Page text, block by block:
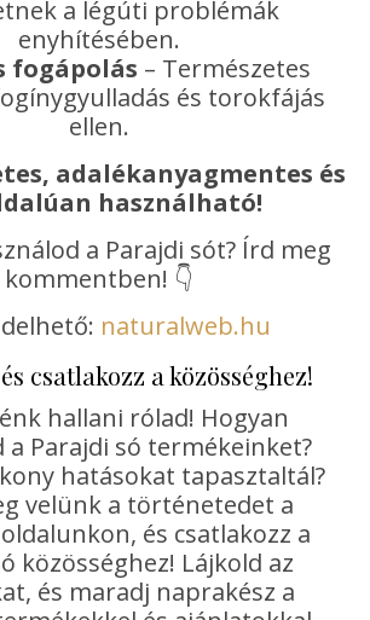
a légúti problémák
enyhítésében.
fogápolás – Természetes
és torokfájás
ellen.
adalékanyagmentes és
használható!
a Parajdi sót? Írd meg
kommentben! 👇
naturalweb.hu
csatlakozz a közösséghez!
hallani rólad! Hogyan
a Parajdi só termékeinket?
hatásokat tapasztaltál?
velünk a történetedet a
és csatlakozz a
közösséghez! Lájkold az
és maradj naprakész a